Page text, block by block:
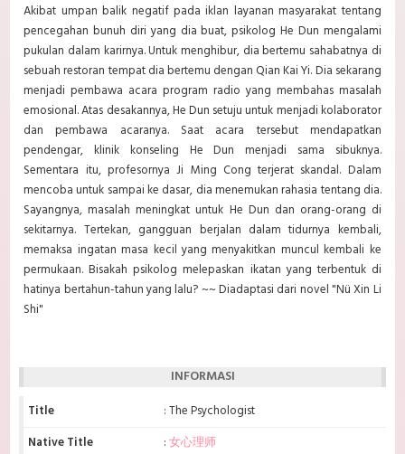
Akibat umpan balik negatif pada iklan layanan masyarakat tentang
pencegahan bunuh diri yang dia buat, psikolog He Dun mengalami
pukulan dalam karirnya. Untuk menghibur, dia bertemu sahabatnya di
sebuah restoran tempat dia bertemu dengan Qian Kai Yi. Dia sekarang
menjadi pembawa acara program radio yang membahas masalah
emosional. Atas desakannya, He Dun setuju untuk menjadi kolaborator
dan pembawa acaranya. Saat acara tersebut mendapatkan
pendengar, klinik konseling He Dun menjadi sama sibuknya.
Sementara itu, profesornya Ji Ming Cong terjerat skandal. Dalam
mencoba untuk sampai ke dasar, dia menemukan rahasia tentang dia.
Sayangnya, masalah meningkat untuk He Dun dan orang-orang di
sekitarnya. Tertekan, gangguan berjalan dalam tidurnya kembali,
memaksa ingatan masa kecil yang menyakitkan muncul kembali ke
permukaan. Bisakah psikolog melepaskan ikatan yang terbentuk di
hatinya bertahun-tahun yang lalu? ~~ Diadaptasi dari novel "Nü Xin Li
Shi"
INFORMASI
Title
: The Psychologist
Native Title
:女心理师